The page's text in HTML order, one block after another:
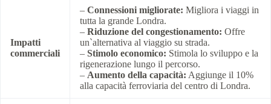
Impatti
commerciali
– Connessioni migliorate: Migliora i viaggi in
tutta la grande Londra.
– Riduzione del congestionamento: Offre
un`alternativa al viaggio su strada.
– Stimolo economico: Stimola lo sviluppo e la
rigenerazione lungo il percorso.
– Aumento della capacità: Aggiunge il 10%
alla capacità ferroviaria del centro di Londra.